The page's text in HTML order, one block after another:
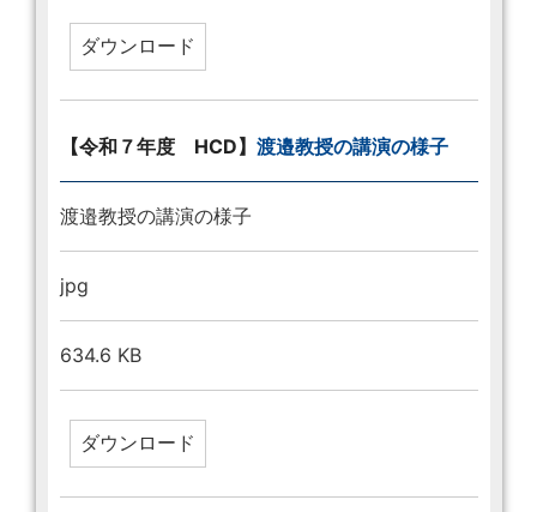
【令和７年度 HCD】 渡邉教授の講演の様子
渡邉教授の講演の様子
jpg
634.6 KB